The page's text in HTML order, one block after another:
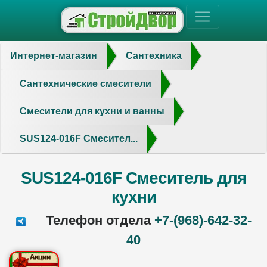
Интернет-магазин Сантехника
Сантехнические смесители
Смесители для кухни и ванны
SUS124-016F Смесител...
SUS124-016F Смеситель для
кухни
Телефон отдела +7-(968)-642-32-
40